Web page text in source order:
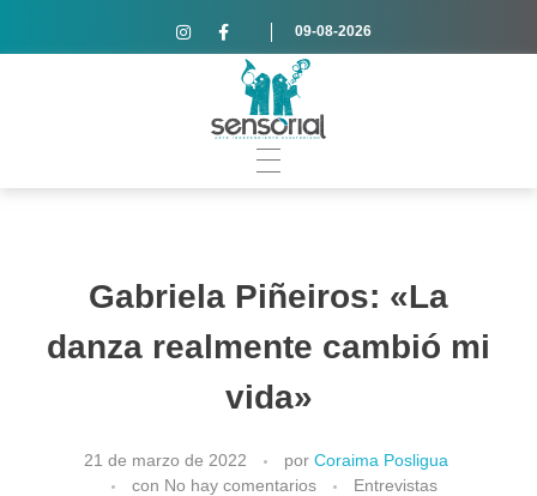
09-08-2026
Gabriela Piñeiros: «La
danza realmente cambió mi
vida»
21 de marzo de 2022 por Coraima Posligua
con No hay comentarios Entrevistas